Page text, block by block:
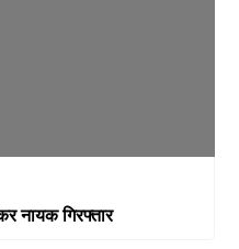
नायक गिरफ्तार